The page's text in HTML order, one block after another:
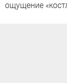
ощущение